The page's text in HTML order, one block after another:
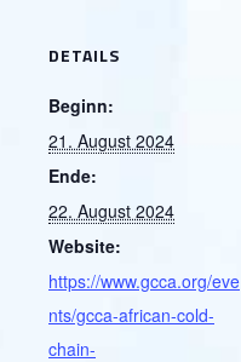
DETAILS
Beginn:
21. August 2024
Ende:
22. August 2024
Website:
https://www.gcca.org/eve
nts/gcca-african-cold-
chain-